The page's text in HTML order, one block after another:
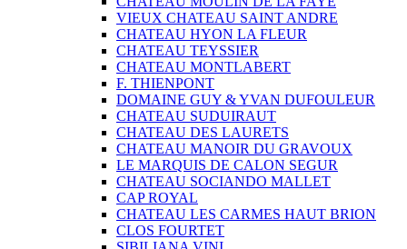
VIEUX CHATEAU SAINT ANDRE
CHATEAU HYON LA FLEUR
CHATEAU TEYSSIER
CHATEAU MONTLABERT
F. THIENPONT
DOMAINE GUY & YVAN DUFOULEUR
CHATEAU SUDUIRAUT
CHATEAU DES LAURETS
CHATEAU MANOIR DU GRAVOUX
LE MARQUIS DE CALON SEGUR
CHATEAU SOCIANDO MALLET
CAP ROYAL
CHATEAU LES CARMES HAUT BRION
CLOS FOURTET